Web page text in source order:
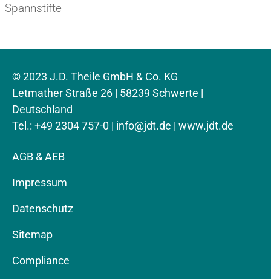
Spannstifte
© 2023 J.D. Theile GmbH & Co. KG
Letmather Straße 26 | 58239 Schwerte |
Deutschland
Tel.: +49 2304 757-0 | info@jdt.de | www.jdt.de
AGB & AEB
Impressum
Datenschutz
Sitemap
Compliance